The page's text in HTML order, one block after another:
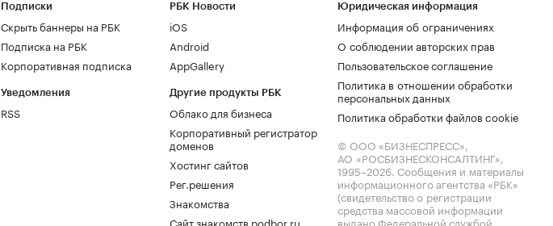
Подписки
Скрыть баннеры на РБК
Подписка на РБК
Корпоративная подписка
Уведомления
RSS
РБК Новости
iOS
Android
AppGallery
Другие продукты РБК
Облако для бизнеса
Корпоративный регистратор
доменов
Хостинг сайтов
Рег.решения
Знакомства
Сайт знакомств podbor.ru
Юридическая информация
Информация об ограничениях
О соблюдении авторских прав
Пользовательское соглашение
Политика в отношении обработки
персональных данных
Политика обработки файлов cookie
© ООО «БИЗНЕСПРЕСС»,
АО «РОСБИЗНЕСКОНСАЛТИНГ»,
1995–2026. Сообщения и материалы
информационного агентства «РБК»
(свидетельство о регистрации
средства массовой информации
выдано Федеральной службой